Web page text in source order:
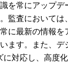
を常にアップデ
監査においては
に最新の情報を
ます。また、デ
対応し、高度